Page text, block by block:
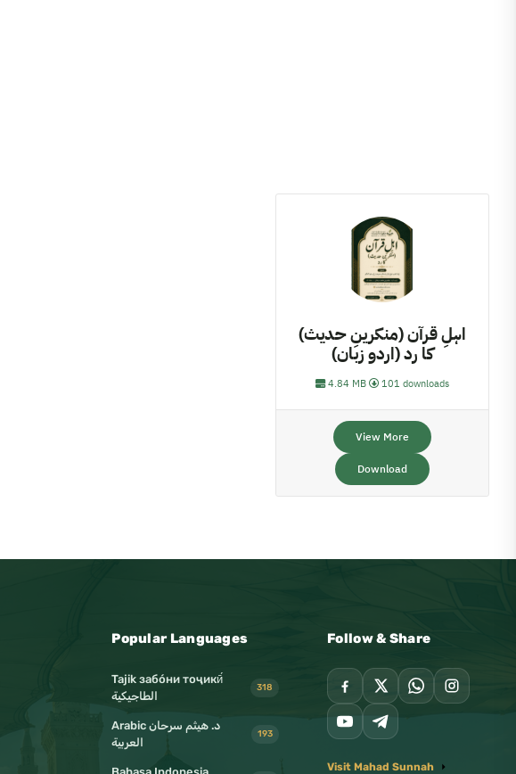
اہلِ قرآن (منکرینِ حدیث)
کا رد (اردو زبان)
4.84 MB 101 downloads
View More
Download
Popular Languages
Tajik забо́ни тоҷикӣ́
الطاجيكية
318
د. هيثم سرحان Arabic
العربية
193
Follow & Share
Visit Mahad Sunnah